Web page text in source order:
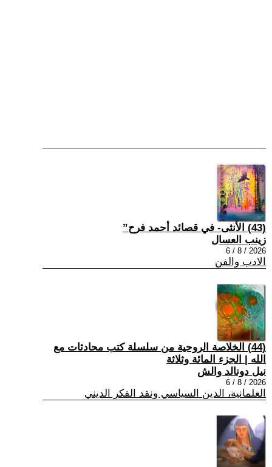
(43) الأنثى- في قصائد أحمد فرح”
زينب العسال
2026 / 8 / 6
الادب والفن
(44) الخلاصة الروحية من سلسلة كتب محادثات مع
الله | الجزء المائة وثلاثة
نيل دونالد والش
2026 / 8 / 6
العلمانية، الدين السياسي ونقد الفكر الديني